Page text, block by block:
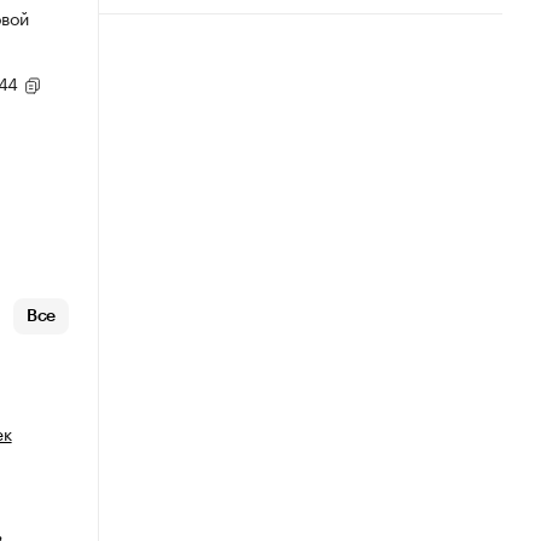
Все